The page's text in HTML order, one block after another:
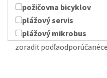
požičovna bicyklov
plážový servis
plážový mikrobus
zoradiť podľaodporúčané